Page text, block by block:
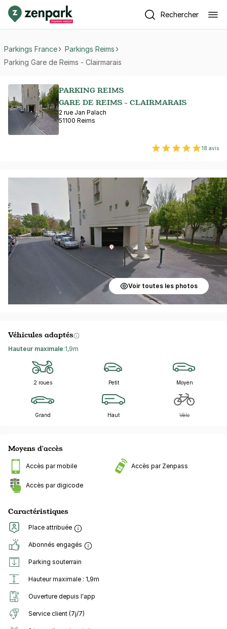
Rechercher
Parkings France
Parkings Reims
Parking Gare de Reims - Clairmarais
PARKING REIMS
GARE DE REIMS - CLAIRMARAIS
2 rue Jan Palach
51100 Reims
18 avis
Voir toutes les photos
Véhicules adaptés
Hauteur maximale:1,9m
2 roues Petit Moyen
Grand Haut Vélo
Moyens d'accès
Accès par mobile Accès par Zenpass
Accès par digicode
Caractéristiques
Place attribuée
Abonnés engagés
Parking souterrain
Hauteur maximale : 1,9m
Ouverture depuis l'app
Service client (7j/7)